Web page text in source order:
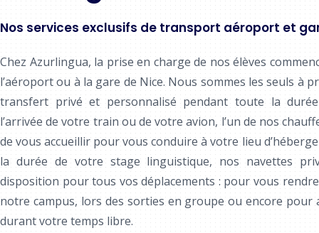
Nos services exclusifs de transport aéroport et
Chez Azurlingua, la prise en charge de nos élèves
l’aéroport ou à la gare de Nice. Nous sommes les seuls à
transfert privé et personnalisé pendant toute la
l’arrivée de votre train ou de votre avion, l’un de nos
de vous accueillir pour vous conduire à votre lieu
la durée de votre stage linguistique, nos navettes
disposition pour tous vos déplacements : pour vous
notre campus, lors des sorties en groupe ou encore pour
durant votre temps libre.